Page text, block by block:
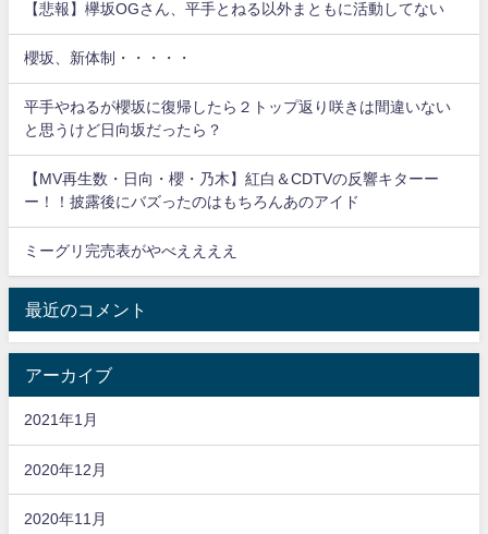
【悲報】欅坂OGさん、平手とねる以外まともに活動してない
櫻坂、新体制・・・・・
平手やねるが櫻坂に復帰したら２トップ返り咲きは間違いない
と思うけど日向坂だったら？
【MV再生数・日向・櫻・乃木】紅白＆CDTVの反響キターー
ー！！披露後にバズったのはもちろんあのアイド
ミーグリ完売表がやべええええ
最近のコメント
アーカイブ
2021年1月
2020年12月
2020年11月